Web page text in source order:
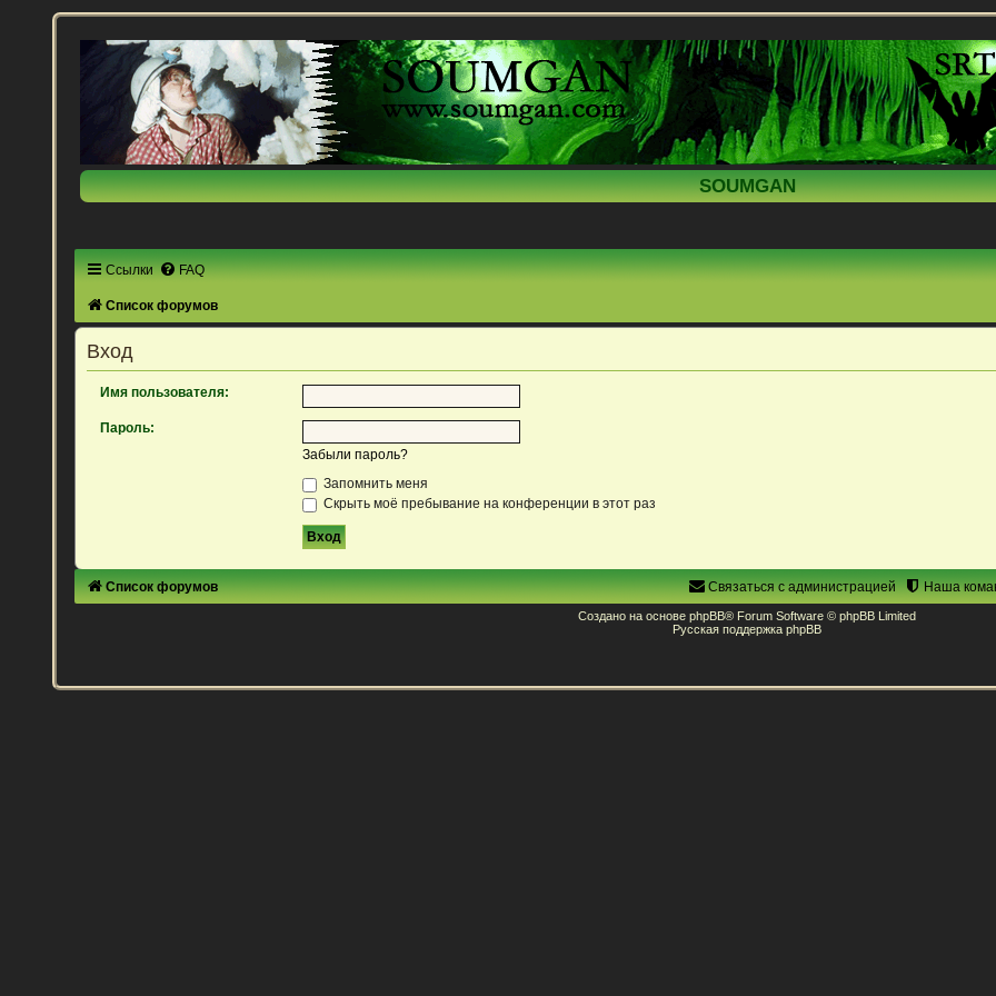
SOUMGAN
Ссылки FAQ
Список форумов
Вход
Имя пользователя:
Пароль:
Забыли пароль?
Запомнить меня
Скрыть моё пребывание на конференции в этот раз
Список форумов Наша
Связаться с администрацией
Создано на основе phpBB® Forum Software © phpBB Limited
Русская поддержка phpBB